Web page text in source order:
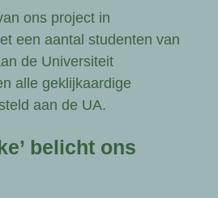
ons project in
een aantal studenten van
de Universiteit
alle geklijkaardige
aan de UA.
belicht ons